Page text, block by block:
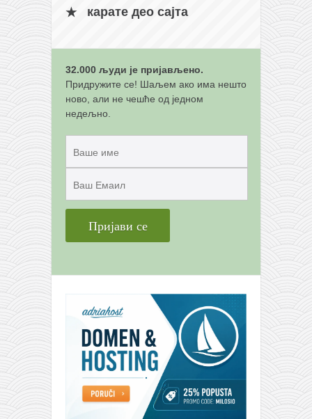
контакт
карате део сајта
32.000 људи је пријављено.
Придружите се! Шаљем ако има нешто
ново, али не чешће од једном
недељно.